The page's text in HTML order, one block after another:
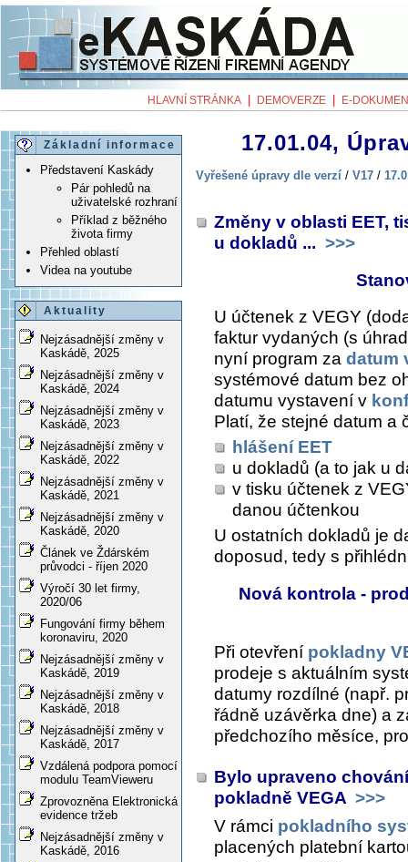
HLAVNÍ STRÁNKA DEMOVERZE E-
Základní informace
Představení Kaskády
Pár pohledů na
uživatelské rozhraní
Příklad z běžného
života firmy
Přehled oblastí
Videa na youtube
Aktuality
Nejzásadnější změny v
Kaskádě, 2025
Nejzásadnější změny v
Kaskádě, 2024
Nejzásadnější změny v
Kaskádě, 2023
Nejzásadnější změny v
Kaskádě, 2022
Nejzásadnější změny v
Kaskádě, 2021
Nejzásadnější změny v
Kaskádě, 2020
Článek ve Ždárském
průvodci - říjen 2020
Výročí 30 let firmy,
2020/06
Fungování firmy během
koronaviru, 2020
Nejzásadnější změny v
Kaskádě, 2019
Nejzásadnější změny v
Kaskádě, 2018
Nejzásadnější změny v
Kaskádě, 2017
Vzdálená podpora pomocí
modulu TeamVieweru
Zprovozněna Elektronická
evidence tržeb
Nejzásadnější změny v
Kaskádě, 2016
17.01.04,
Vyřešené úpravy dle verzí / V17 /
Změny v oblasti EET,
u dokladů ... >>>
U účtenek z VEGY
faktur vydaných (s
nyní program za datum
systémové datum bez
datumu vystavení v
Platí, že stejné datum a
hlášení EET
u dokladů (a to jak u
v tisku účtenek z
danou účtenkou
U ostatních dokladů je
doposud, tedy s
Nová kontrola -
Při otevření pokladny
prodeje s aktuálním
datumy rozdílné (např.
řádně uzávěrka dne) a
předchozího měsíce,
Bylo upraveno
pokladně VEGA >>>
V rámci pokladního
placených platební